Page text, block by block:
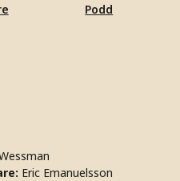
Podd
Eric Emanuelsson